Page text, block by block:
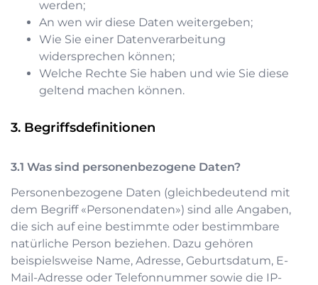
werden;
An wen wir diese Daten weitergeben;
Wie Sie einer Datenverarbeitung
widersprechen können;
Welche Rechte Sie haben und wie Sie diese
geltend machen können.
Begriffsdefinitionen
Was sind personenbezogene Daten?
Personenbezogene Daten (gleichbedeutend mit
dem Begriff «Personendaten») sind alle Angaben,
die sich auf eine bestimmte oder bestimmbare
natürliche Person beziehen. Dazu gehören
beispielsweise Name, Adresse, Geburtsdatum, E-
Mail-Adresse oder Telefonnummer sowie die IP-